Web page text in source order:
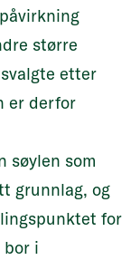
større
etter
er derfor
søylen som
grunnlag, og
for
bor i